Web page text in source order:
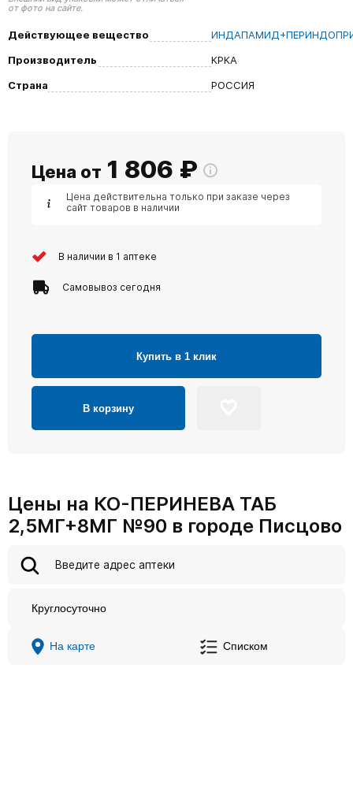
от фото на сайте.
Действующее вещество
Производитель
КРКА
Страна
РОССИЯ
Цена от 1 806 ₽
Цена действительна только при заказе через
сайт товаров в наличии
В наличии в 1 аптеке
Самовывоз сегодня
Купить в 1 клик
В корзину
Цены на КО-ПЕРИНЕВА ТАБ
2,5МГ+8МГ №90 в городе Писцово
Круглосуточно
На карте Списком